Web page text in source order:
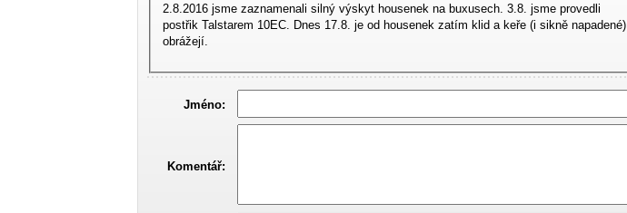
2.8.2016 jsme zaznamenali silný výskyt housenek na buxusech. 3.8. jsme provedli
postřik Talstarem 10EC. Dnes 17.8. je od housenek zatím klid a keře (i sikně napadené)
obrážejí.
Jméno:
Komentář: